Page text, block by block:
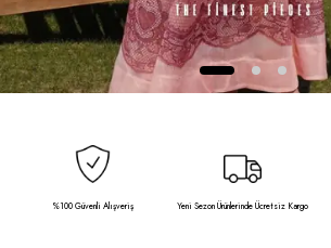
%100 Güvenli Alışveriş Yeni Sezon Ürünlerinde Ücretsiz Kargo